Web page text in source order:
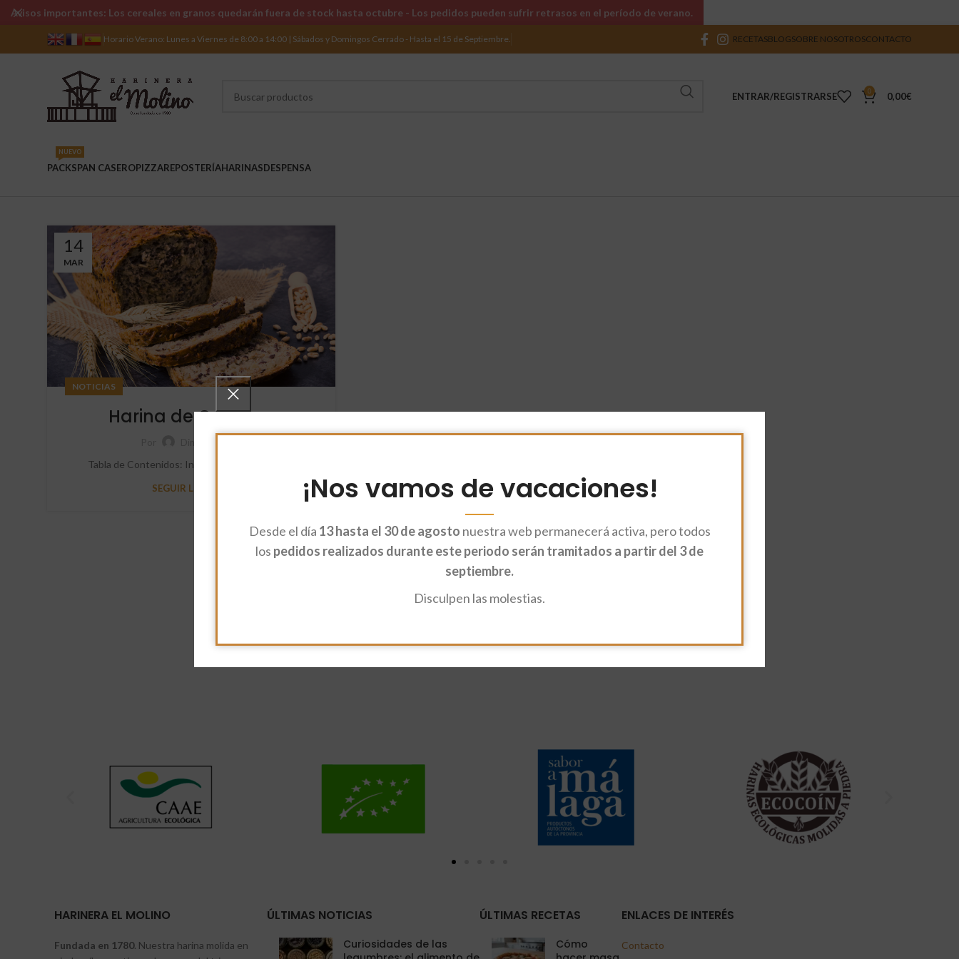
¡Nos vamos de vacaciones!
Desde el día 13 hasta el 30 de agosto nuestra web permanecerá activa, pero todos
los pedidos realizados durante este periodo serán tramitados a partir del 3 de
septiembre.
Disculpen las molestias.
Horario Verano: Lunes a Viernes de 8:00 a 14:00 | Sábados y Domingos Cerrado - Hasta el 15 de Septiembre. RECETASBLOGSOBRE NOSOTROSCONTACTO
ENTRAR/REGISTRARSE 0 0,00€
PACKS
NUEVO
PAN CASEROPIZZAREPOSTERÍAHARINASDESPENSA
14
MAR
NOTICIAS
Harina de Centeno
Tabla de Contenidos: Introducción Harina de ...
SEGUIR LEYENDO
HARINERA EL MOLINO
Fundada en 1780. Nuestra harina molida en
ÚLTIMAS NOTICIAS
Curiosidades de las
ÚLTIMAS RECETAS
Cómo
ENLACES DE INTERÉS
Contacto
Avisos importantes: Los cereales en granos quedarán fuera de stock hasta octubre - Los pedidos pueden sufrir retrasos en el período de verano.